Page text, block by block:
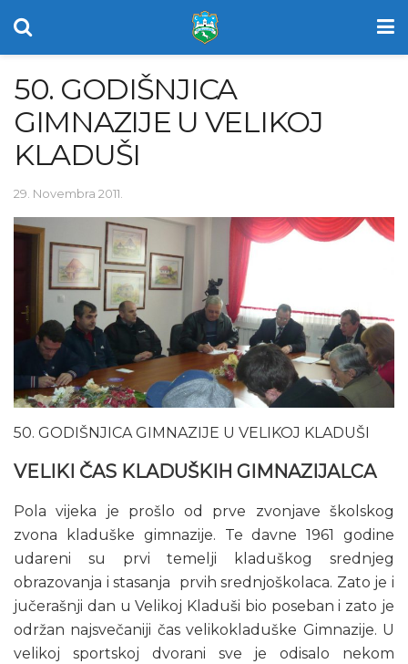
50. GODIŠNJICA
GIMNAZIJE U VELIKOJ
KLADUŠI
29. Novembra 2011.
50. GODIŠNJICA GIMNAZIJE U VELIKOJ KLADUŠI
VELIKI ČAS KLADUŠKIH GIMNAZIJALCA
Pola vijeka je prošlo od prve zvonjave školskog
zvona kladuške gimnazije. Te davne 1961 godine
udareni su prvi temelji kladuškog srednjeg
obrazovanja i stasanja prvih srednjoškolaca. Zato je i
jučerašnji dan u Velikoj Kladuši bio poseban i zato je
održan najsvečaniji čas velikokladuške Gimnazije. U
velikoj sportskoj dvorani sve je odisalo nekom